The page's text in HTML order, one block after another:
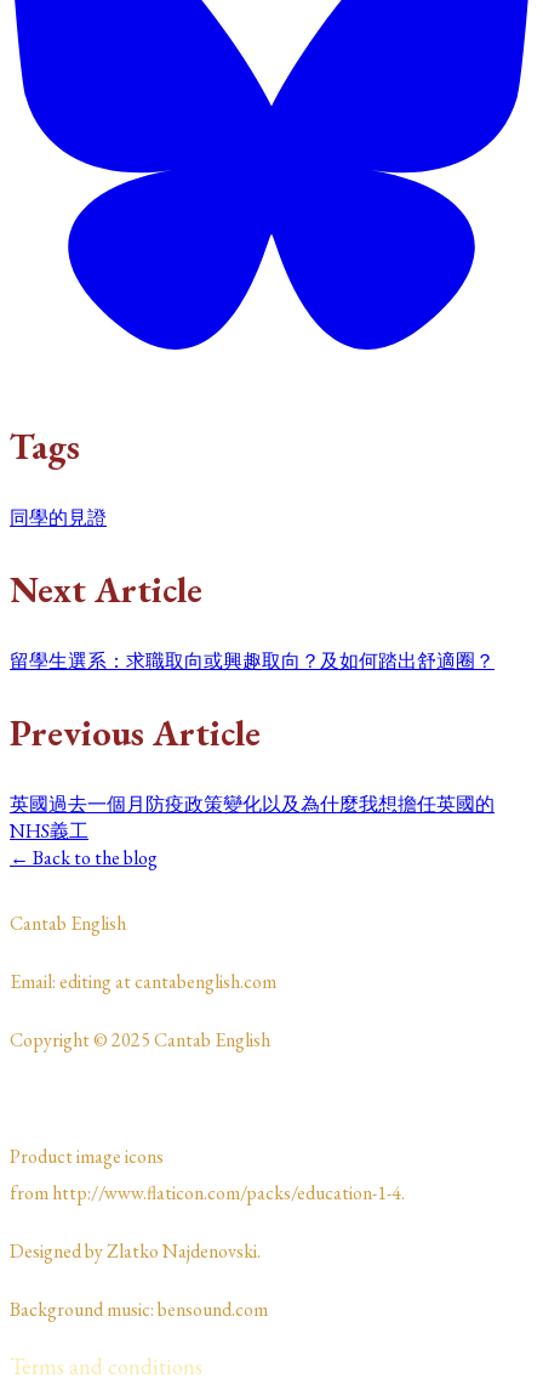
Tags
同學的見證
Next Article
留學生選系：求職取向或興趣取向？及如何踏出舒適圈？
Previous Article
英國過去一個月防疫政策變化以及為什麼我想擔任英國的
NHS義工
← Back to the blog
​Cantab English
​​​Email: editing at cantabenglish.com
Copyright © 2025 Cantab English
Product image icons
from http://www.flaticon.com/packs/education-1-4.
Designed by Zlatko Najdenovski. ​​​​
Background music: bensound.com
Terms and conditions